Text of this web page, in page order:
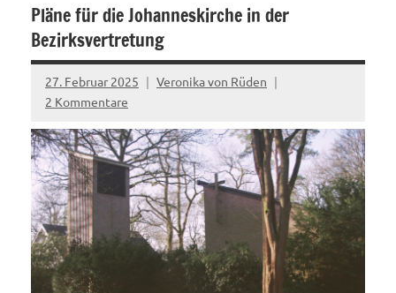
Pläne für die Johanneskirche in der
Bezirksvertretung
27. Februar 2025
Veronika von Rüden
2 Kommentare